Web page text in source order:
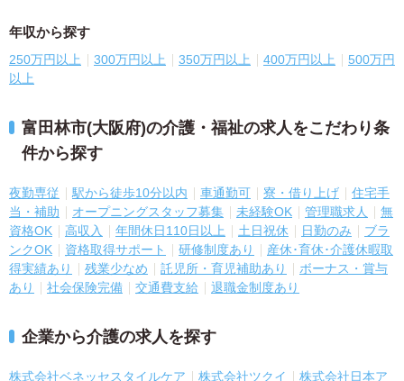
年収から探す
250万円以上 300万円以上 350万円以上 400万円以上
500万円
以上
富田林市(大阪府)の介護・福祉の求人をこだわり条
件から探す
夜勤専従 駅から徒歩10分以内 車通勤可 寮・借り上げ
住宅手
当・補助
オープニングスタッフ募集 未経験OK 管理職求人
無
資格OK
高収入 年間休日110日以上 土日祝休 日勤のみ
ブラ
ンクOK
資格取得サポート 研修制度あり
産休･育休･介護休暇取
得実績あり
残業少なめ 託児所・育児補助あり
ボーナス・賞与
あり
社会保険完備 交通費支給 退職金制度あり
企業から介護の求人を探す
株式会社ベネッセスタイルケア 株式会社ツクイ
株式会社日本ア